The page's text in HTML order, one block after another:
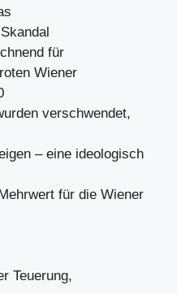
für
Wiener
verschwendet,
– eine ideologisch
für die Wiener
Teuerung,